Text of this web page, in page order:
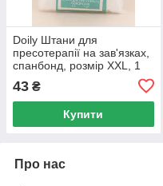
Doily Штани для
пресотерапії на зав'язках,
спанбонд, розмір XXL, 1
43 ₴
Купити
Про нас